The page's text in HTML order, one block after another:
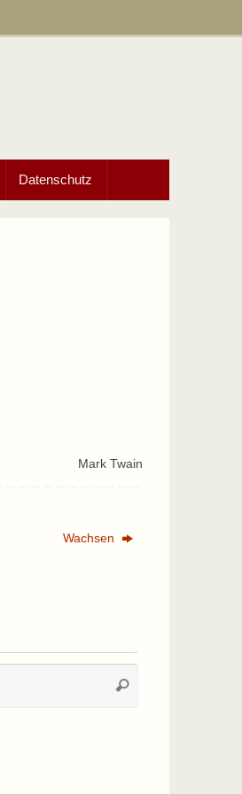
Datenschutz
Mark Twain
Wachsen
Suchen